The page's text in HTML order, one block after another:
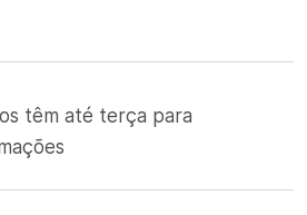
têm até terça para